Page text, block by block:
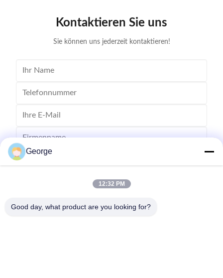
Kontaktieren Sie uns
Sie können uns jederzeit kontaktieren!
George
12:32 PM
Good day, what product are you looking for?